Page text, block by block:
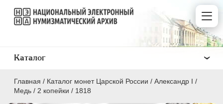
Главная / Каталог монет Царской России / Александр I /
Медь / 2 копейки / 1818
Каталог